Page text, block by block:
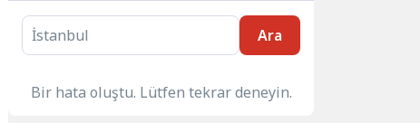
Ara
Bir hata oluştu. Lütfen tekrar deneyin.